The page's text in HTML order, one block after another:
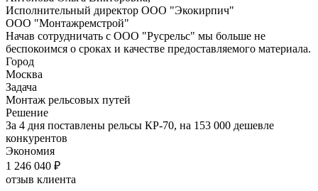
Исполнительный директор ООО "Экокирпич"
ООО "Монтажремстрой"
Начав сотрудничать с ООО "Русрельс" мы больше не
беспокоимся о сроках и качестве предоставляемого материала.
Город
Москва
Задача
Монтаж рельсовых путей
Решение
За 4 дня поставлены рельсы КР-70, на 153 000 дешевле
конкурентов
Экономия
1 246 040 ₽
отзыв клиента